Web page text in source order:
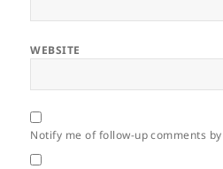
WEBSITE
Notify me of follow-up comments